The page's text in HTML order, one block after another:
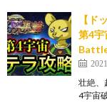
【ド
第4宇
Battle
壮絶、
4宇宙